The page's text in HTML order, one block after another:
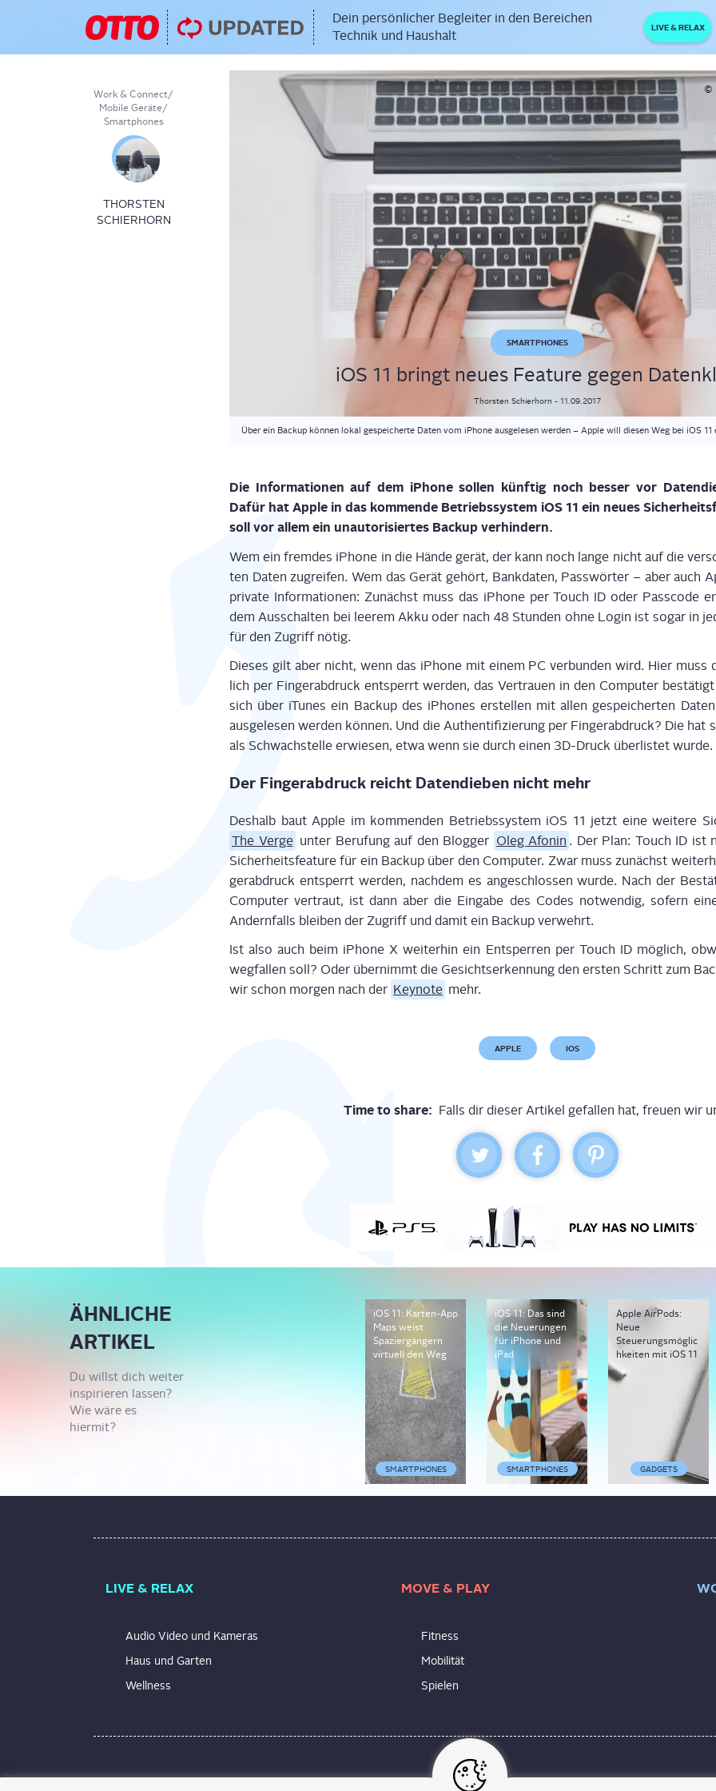
Dein persönlicher Begleiter in den Bereichen
Technik und Haushalt
LIVE & RELAX
Work & Connect/
Mobile Geräte/
Smartphones
THORSTEN
SCHIERHORN
©
SMARTPHONES
iOS 11 bringt neu­es Fea­ture gegen
Thorsten Schierhorn - 11.09.2017
Über ein Backup können lokal gespeicherte Daten vom iPhone ausgelesen werden – Apple will diesen Weg bei iOS 11
Die Infor­ma­tio­nen auf dem iPho­ne sol­len künf­tig noch bes­ser vor
Dafür hat Apple in das kom­men­de Betriebs­sys­tem iOS 11 ein neu­es
soll vor allem ein unau­to­ri­sier­tes Back­up verhindern.
Wem ein frem­des iPho­ne in die Hän­de gerät, der kann noch lan­ge nicht auf die
ten Daten zugrei­fen. Wem das Gerät gehört, Bank­da­ten, Pass­wör­ter – aber auch
pri­va­te Infor­ma­tio­nen: Zunächst muss das iPho­ne per Touch ID oder Pass­code
dem Aus­schal­ten bei lee­rem Akku oder nach 48 Stun­den ohne Log­in ist sogar in
für den Zugriff nötig.
Die­ses gilt aber nicht, wenn das iPho­ne mit einem PC ver­bun­den wird. Hier
lich per Fin­ger­ab­druck ent­sperrt wer­den, das Ver­trau­en in den Com­pu­ter
sich über iTu­nes ein Back­up des iPho­nes erstel­len mit allen gespei­cher­ten
aus­ge­le­sen wer­den kön­nen. Und die Authen­ti­fi­zie­rung per Fin­ger­ab­druck? Die hat
als Schwach­stel­le erwie­sen, etwa wenn sie durch einen 3D-Druck über­lis­tet wurde.
Der Fin­ger­ab­druck reicht Daten­die­ben nicht mehr
Des­halb baut Apple im kom­men­den Betriebs­sys­tem iOS 11 jetzt eine wei­te­re
The Ver­ge unter Beru­fung auf den Blog­ger Oleg Afon­in . Der Plan: Touch ID ist
Sicher­heits­fea­ture für ein Back­up über den Com­pu­ter. Zwar muss zunächst
ger­ab­druck ent­sperrt wer­den, nach­dem es ange­schlos­sen wur­de. Nach der
Com­pu­ter ver­traut, ist dann aber die Ein­ga­be des Codes not­wen­dig, sofern
Andern­falls blei­ben der Zugriff und damit ein Back­up verwehrt.
Ist also auch beim iPho­ne X wei­ter­hin ein Ent­sper­ren per Touch ID mög­lich,
weg­fal­len soll? Oder über­nimmt die Gesichts­er­ken­nung den ers­ten Schritt zum
wir schon mor­gen nach der Key­note mehr.
APPLE IOS
Time to share: Falls dir dieser Artikel gefallen hat, freuen wir
ÄHNLICHE
ARTIKEL
Du willst dich weiter
inspirieren lassen?
Wie wäre es
hiermit?
SMARTPHONES
iOS 11: Karten-App
Maps weist
Spaziergängern
virtuell den Weg
SMARTPHONES
iOS 11: Das sind
die Neuerungen
für iPhone und
iPad
GADGETS
Apple AirPods:
Neue
Steuerungsmöglic
hkeiten mit iOS 11
LIVE & RELAX
Audio Video und Kameras
Haus und Garten
Wellness
MOVE & PLAY
Fitness
Mobilität
Spielen
Technik macht Spaß und erleichtert unseren Alltag. Sie ist allgegenwärtig: von der akkubetriebenen